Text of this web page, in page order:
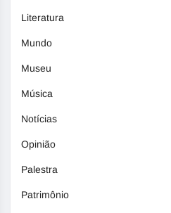
Literatura
Mundo
Museu
Música
Notícias
Opinião
Palestra
Patrimônio